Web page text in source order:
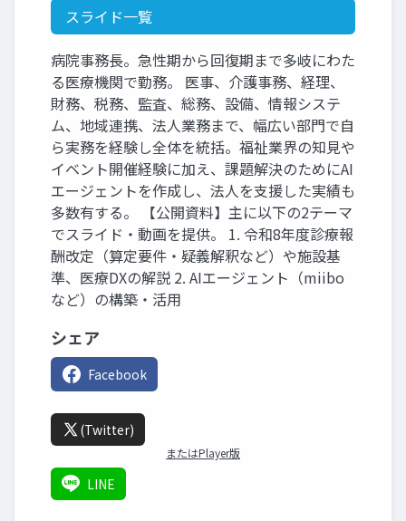
スライド一覧
病院事務長。急性期から回復期まで多岐にわた
る医療機関で勤務。 医事、介護事務、経理、
財務、税務、監査、総務、設備、情報システ
ム、地域連携、法人業務まで、幅広い部門で自
ら実務を経験し全体を統括。福祉業界の知見や
イベント開催経験に加え、課題解決のためにAI
エージェントを作成し、法人を支援した実績も
多数有する。 【公開資料】主に以下の2テーマ
でスライド・動画を提供。 1. 令和8年度診療報
酬改定（算定要件・疑義解釈など）や施設基
準、医療DXの解説 2. AIエージェント（miibo
など）の構築・活用
シェア
Facebook
(Twitter)
またはPlayer版
LINE